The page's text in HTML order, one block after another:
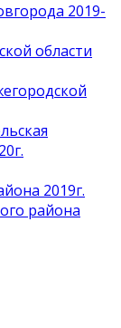
2019-
области
2019г.
района